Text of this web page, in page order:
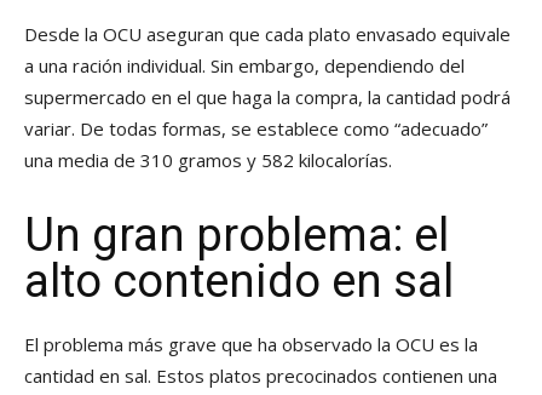
Desde la OCU aseguran que cada plato envasado equivale
a una ración individual. Sin embargo, dependiendo del
supermercado en el que haga la compra, la cantidad podrá
variar. De todas formas, se establece como “adecuado”
una media de 310 gramos y 582 kilocalorías.
Un gran problema: el
alto contenido en sal
El problema más grave que ha observado la OCU es la
cantidad en sal. Estos platos precocinados contienen una